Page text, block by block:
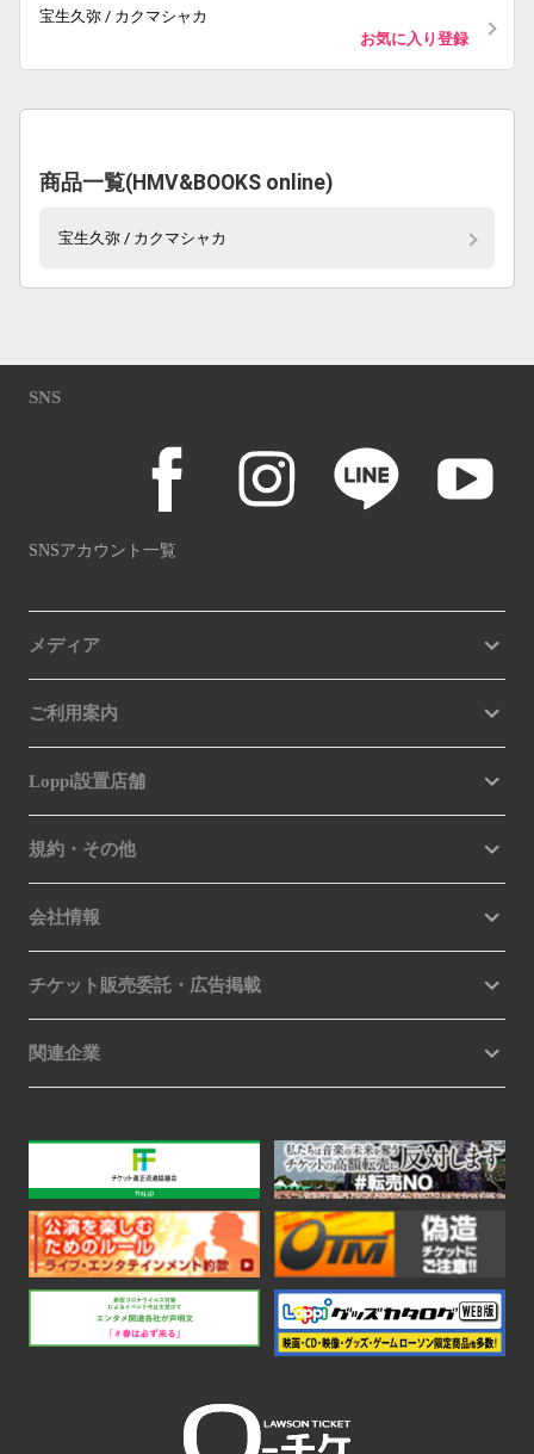
宝生久弥 / カクマシャカ
お気に入り登録
商品一覧(HMV&BOOKS online)
宝生久弥 / カクマシャカ
SNS
SNSアカウント一覧
メディア
ご利用案内
Loppi設置店舗
規約・その他
会社情報
チケット販売委託・広告掲載
関連企業